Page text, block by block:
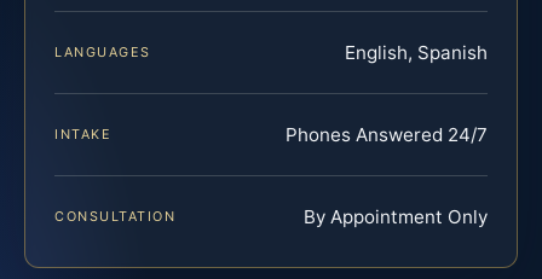
LANGUAGES English, Spanish
INTAKE Phones Answered 24/7
CONSULTATION By Appointment Only